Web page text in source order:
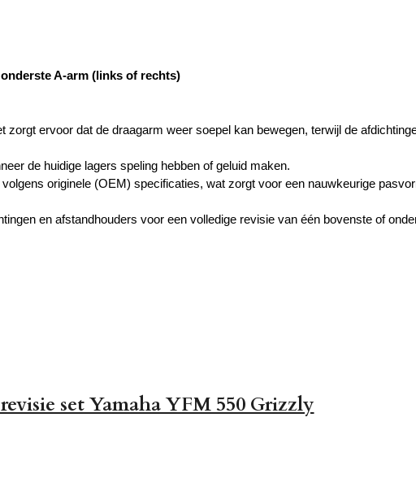
A-arm (links of rechts)
zorgt ervoor dat de draagarm weer soepel kan bewegen, terwijl de
de huidige lagers speling hebben of geluid maken.
originele (OEM) specificaties, wat zorgt voor een nauwkeurige
en afstandhouders voor een volledige revisie van één bovenste of
set Yamaha YFM 550 Grizzly